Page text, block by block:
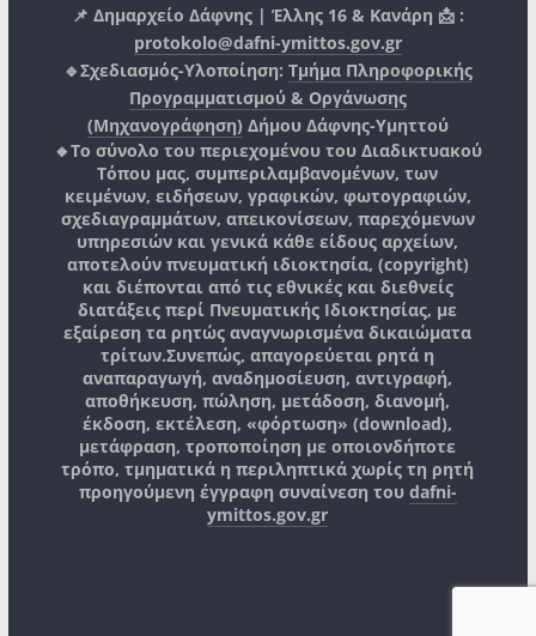
📌 Δημαρχείο Δάφνης | Έλλης 16 & Κανάρη 📩 :
protokolo@dafni-ymittos.gov.gr
🔹Σχεδιασμός-Υλοποίηση: Τμήμα Πληροφορικής
Προγραμματισμού & Οργάνωσης
(Μηχανογράφηση) Δήμου Δάφνης-Υμηττού
🔸Το σύνολο του περιεχομένου του Διαδικτυακού
Τόπου μας, συμπεριλαμβανομένων, των
κειμένων, ειδήσεων, γραφικών, φωτογραφιών,
σχεδιαγραμμάτων, απεικονίσεων, παρεχόμενων
υπηρεσιών και γενικά κάθε είδους αρχείων,
αποτελούν πνευματική ιδιοκτησία, (copyright)
και διέπονται από τις εθνικές και διεθνείς
διατάξεις περί Πνευματικής Ιδιοκτησίας, με
εξαίρεση τα ρητώς αναγνωρισμένα δικαιώματα
τρίτων.Συνεπώς, απαγορεύεται ρητά η
αναπαραγωγή, αναδημοσίευση, αντιγραφή,
αποθήκευση, πώληση, μετάδοση, διανομή,
έκδοση, εκτέλεση, «φόρτωση» (download),
μετάφραση, τροποποίηση με οποιονδήποτε
τρόπο, τμηματικά η περιληπτικά χωρίς τη ρητή
προηγούμενη έγγραφη συναίνεση του dafni-
ymittos.gov.gr